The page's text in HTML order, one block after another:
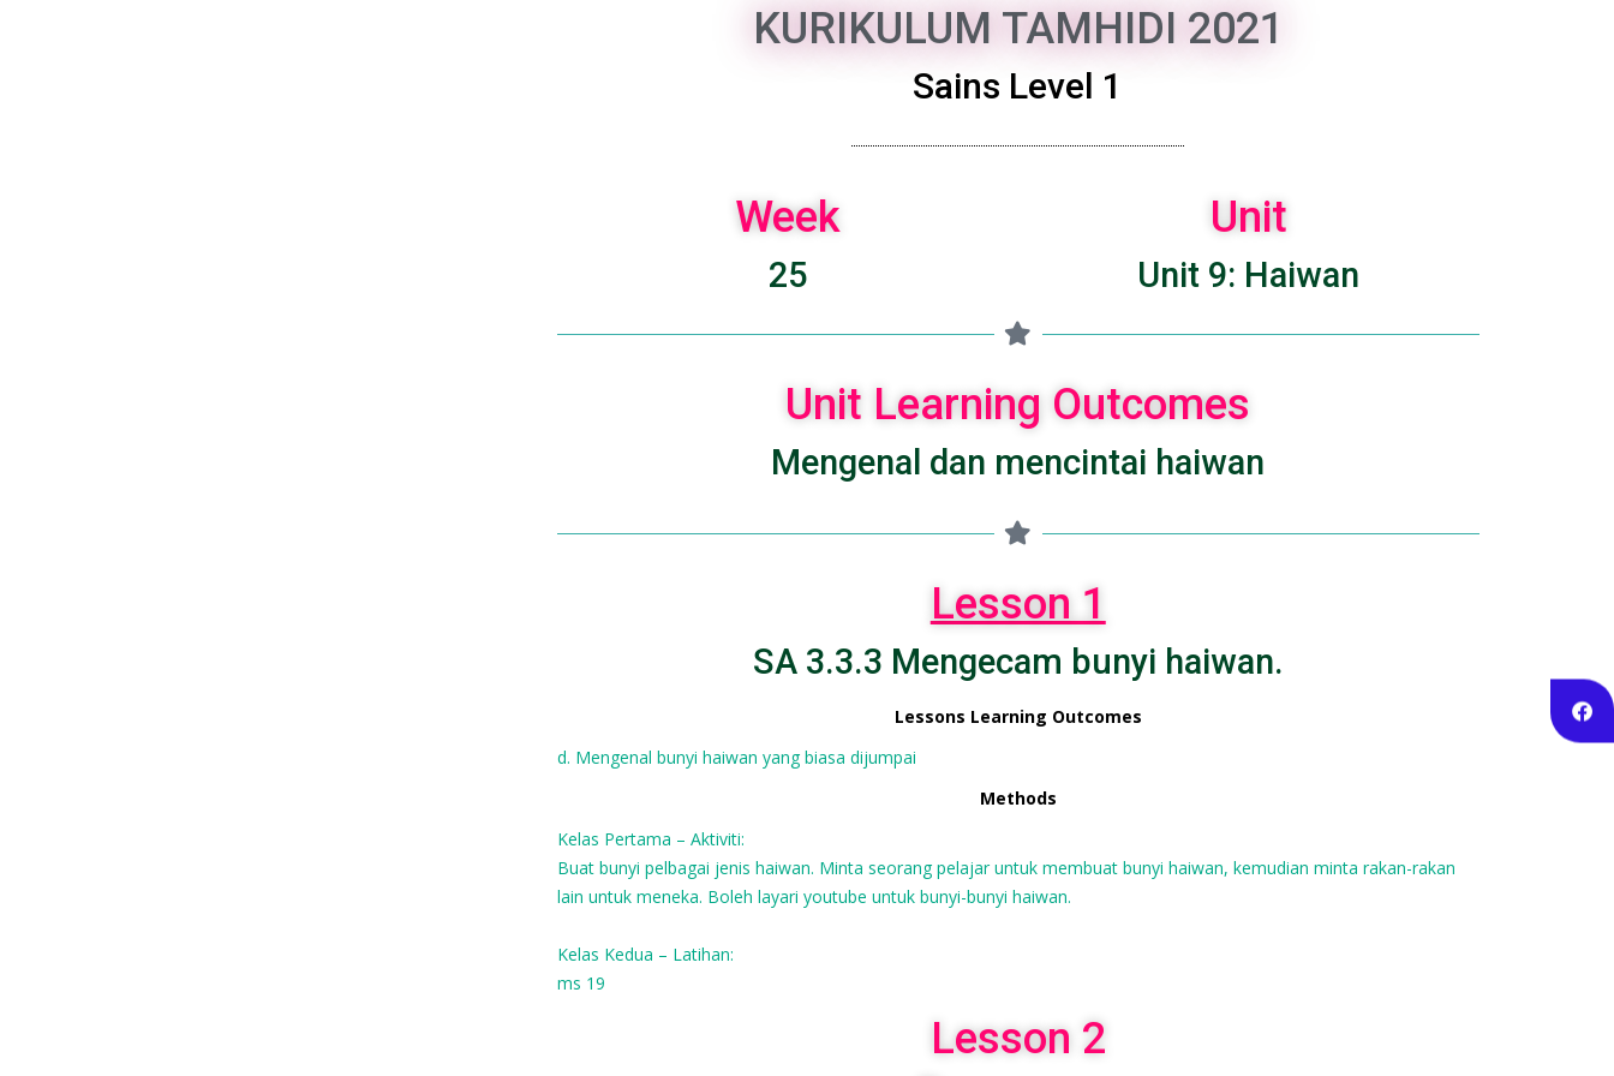
KURIKULUM TAMHIDI 2021
Sains Level 1
Week
25
Unit
Unit 9: Haiwan
Unit Learning Outcomes
Mengenal dan mencintai haiwan
Lesson 1
SA 3.3.3 Mengecam bunyi haiwan.
Lessons Learning Outcomes
d. Mengenal bunyi haiwan yang biasa dijumpai
Methods
Kelas Pertama – Aktiviti:
Buat bunyi pelbagai jenis haiwan. Minta seorang pelajar untuk membuat bunyi haiwan, kemudian minta rakan-rakan
lain untuk meneka. Boleh layari youtube untuk bunyi-bunyi haiwan.
Kelas Kedua – Latihan:
ms 19
Lesson 2